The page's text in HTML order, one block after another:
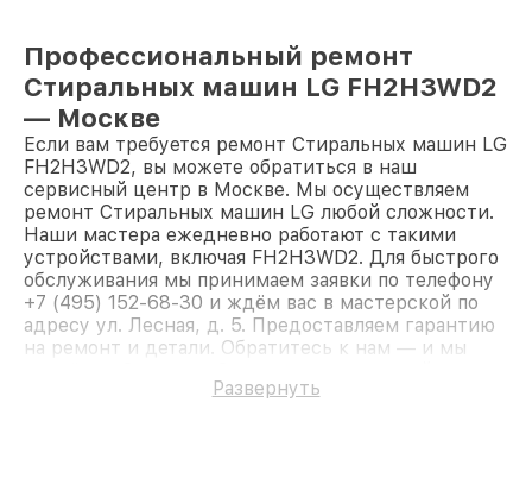
Профессиональный ремонт
Стиральных машин LG FH2H3WD2
— Москве
Если вам требуется ремонт Стиральных машин LG
FH2H3WD2, вы можете обратиться в наш
сервисный центр в Москве. Мы осуществляем
ремонт Стиральных машин LG любой сложности.
Наши мастера ежедневно работают с такими
устройствами, включая FH2H3WD2. Для быстрого
обслуживания мы принимаем заявки по телефону
+7 (495) 152-68-30 и ждём вас в мастерской по
адресу ул. Лесная, д. 5. Предоставляем гарантию
на ремонт и детали. Обратитесь к нам — и мы
Развернуть